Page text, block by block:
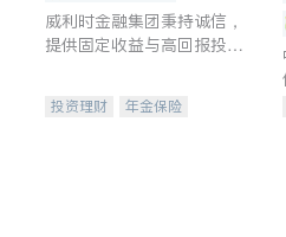
威利时金融集团秉持诚信，
提供固定收益与高回报投资
合，助力客户实现目标
投资理财
年金保险